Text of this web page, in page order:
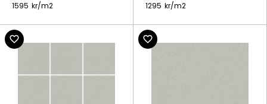
1595 kr/m2 1295 kr/m2